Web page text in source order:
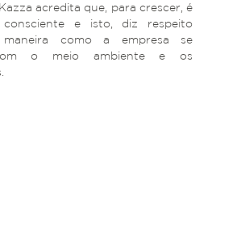
acredita que, para crescer, é
e isto, diz respeito
como a empresa se
o meio ambiente e os